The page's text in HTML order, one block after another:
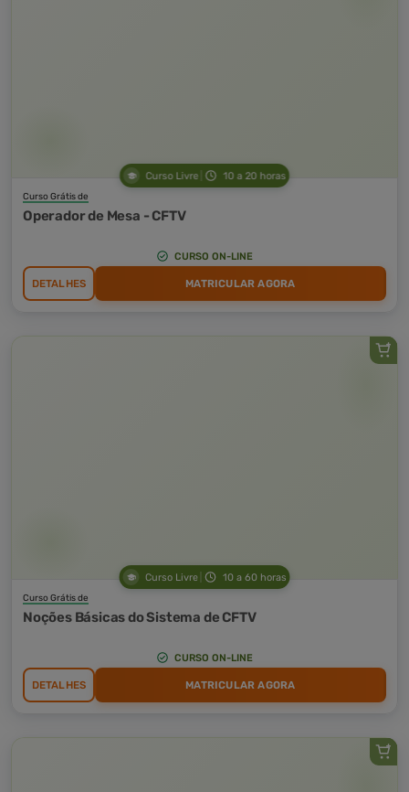
Curso Livre 10 a 20 horas
Curso Grátis de
Operador de Mesa - CFTV
CURSO ON-LINE
DETALHES MATRICULAR AGORA
Curso Livre 10 a 60 horas
Curso Grátis de
Noções Básicas do Sistema de CFTV
CURSO ON-LINE
DETALHES MATRICULAR AGORA